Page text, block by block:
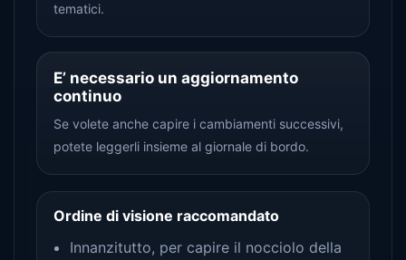
tematici.
E’ necessario un aggiornamento
continuo
Se volete anche capire i cambiamenti successivi,
potete leggerli insieme al giornale di bordo.
Ordine di visione raccomandato
Innanzitutto, per capire il nocciolo della